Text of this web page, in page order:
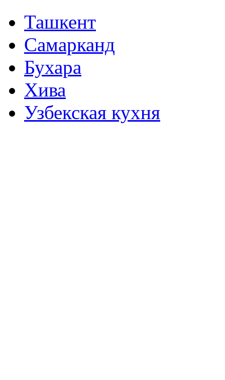
Ташкент
Самарканд
Бухара
Хива
Узбекская кухня